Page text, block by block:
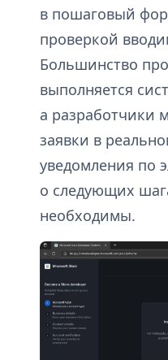
в пошаговый
проверкой
Большинство
выполняется
а разработчики
заявки в
уведомления по
о следующих
необходимы.